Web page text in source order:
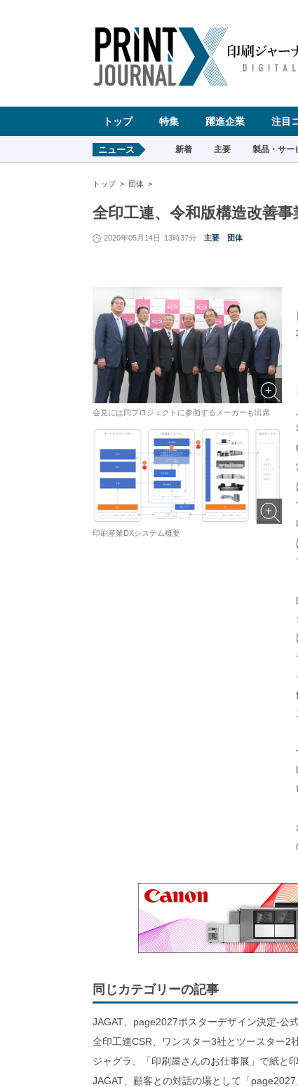
ア
ゲ
ン
トップ 特集 躍進企業 注目
ニュース 新着 主要 製品・サー
トップ 団体
全印工連、令和版構造改善
2020年05月14日 13時37分 主要 団体
会見には同プロジェクトに参画するメーカーも出席
印刷産業DXシステム概要
同じカテゴリーの記事
JAGAT、page2027ポスターデザイン決定-公
全印工連CSR、ワンスター3社とツースター2
ジャグラ、「印刷屋さんのお仕事展」で紙と
JAGAT、顧客との対話の場として「page2027